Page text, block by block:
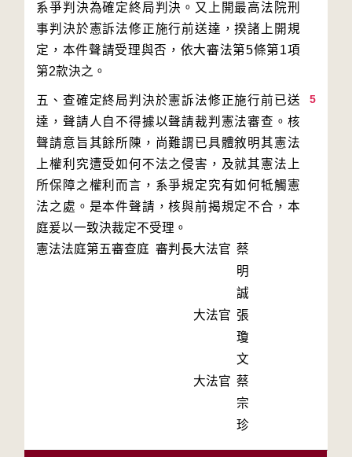
系爭判決為確定終局判決。又上開最高法院刑
事判決於憲訴法修正施行前送達，揆諸上開規
定，本件聲請受理與否，依大審法第5條第1項
5
五、查確定終局判決於憲訴法修正施行前已送
達，聲請人自不得據以聲請裁判憲法審查。核
聲請意旨其餘所陳，尚難謂已具體敘明其憲法
上權利究遭受如何不法之侵害，及就其憲法上
所保障之權利而言，系爭規定究有如何牴觸憲
法之處。是本件聲請，核與前揭規定不合，本
庭爰以一致決裁定不受理。
憲法法庭第五審查庭 審判長大法官 蔡
明
誠
大法官 張
瓊
文
大法官 蔡
宗
珍